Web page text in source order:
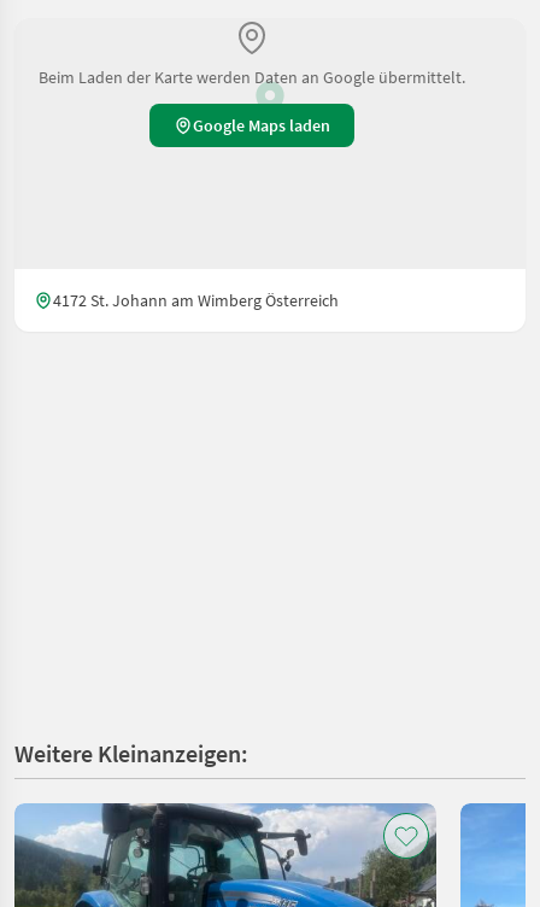
Beim Laden der Karte werden Daten an Google übermittelt.
Google Maps laden
4172 St. Johann am Wimberg Österreich
Weitere Kleinanzeigen: